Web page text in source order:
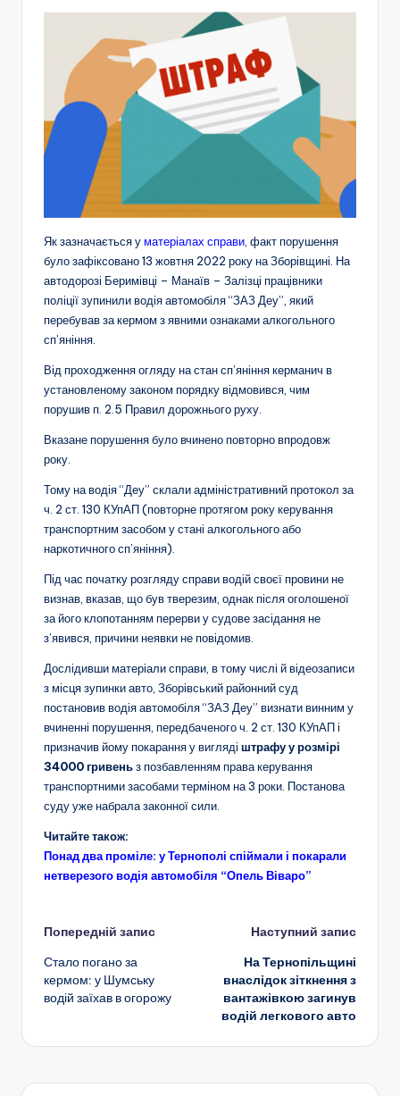
Як зазначається уматеріалах справи , факт порушення
було зафіксовано 13 жовтня 2022 року на Зборівщині. На
автодорозі Беримівці – Манаїв – Залізці працівники
поліції зупинили водія автомобіля “ЗАЗ Деу”, який
перебував за кермом з явними ознаками алкогольного
сп’яніння.
Від проходження огляду на стан сп’яніння керманич в
установленому законом порядку відмовився, чим
порушив п. 2.5 Правил дорожнього руху.
Вказане порушення було вчинено повторно впродовж
року.
Тому на водія “Деу” склали адміністративний протокол за
ч. 2 ст. 130 КУпАП (повторне протягом року керування
транспортним засобом у стані алкогольного або
наркотичного сп’яніння).
Під час початку розгляду справи водій своєї провини не
визнав, вказав, що був тверезим, однак після оголошеної
за його клопотанням перерви у судове засідання не
з’явився, причини неявки не повідомив.
Дослідивши матеріали справи, в тому числі й відеозаписи
з місця зупинки авто, Зборівський районний суд
постановив водія автомобіля “ЗАЗ Деу” визнати винним у
вчиненні порушення, передбаченого ч. 2 ст. 130 КУпАП і
призначив йому покарання у вигляді штрафу у розмірі
34000 гривеньз позбавленням права керування
транспортними засобами терміном на 3 роки. Постанова
суду уже набрала законної сили.
Читайте також:
Понад два проміле: у Тернополі спіймали і покарали
нетверезого водія автомобіля “Опель Віваро”
Навігація
по
запису
Попередній запис
Стало погано за
кермом: у Шумську
водій заїхав в огорожу
Наступний запис
На Тернопільщині
внаслідок зіткнення з
вантажівкою загинув
водій легкового авто